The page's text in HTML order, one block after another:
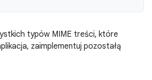
typów MIME treści, które
zaimplementuj pozostałą